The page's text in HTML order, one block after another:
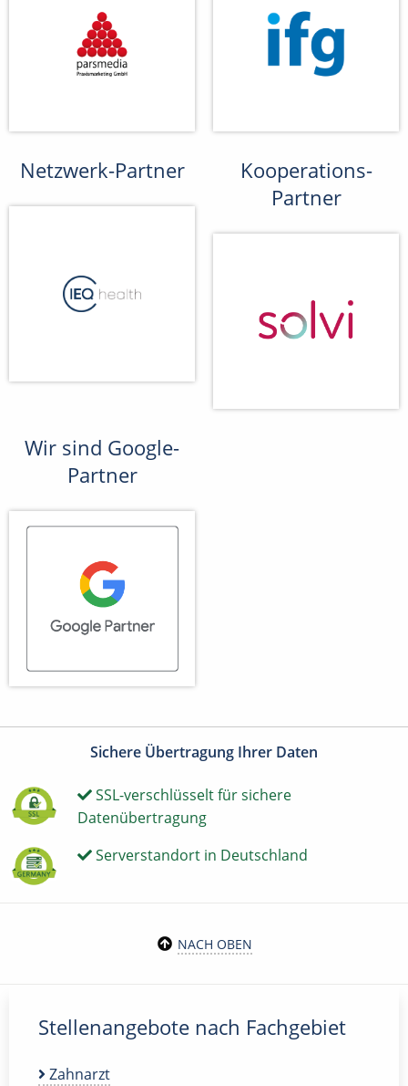
Netzwerk-Partner
Kooperations-
Partner
Wir sind Google-
Partner
Sichere Übertragung Ihrer Daten
SSL-verschlüsselt für sichere
Datenübertragung
Serverstandort in Deutschland
NACH OBEN
Stellenangebote nach Fachgebiet
Zahnarzt